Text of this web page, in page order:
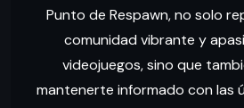
Punto de Respawn, no solo
comunidad vibrante y
videojuegos, sino que
mantenerte informado con las